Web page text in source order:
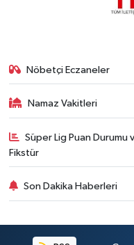
Nöbetçi Eczaneler
Namaz Vakitleri
Süper Lig Puan Durumu
Fikstür
Son Dakika Haberleri